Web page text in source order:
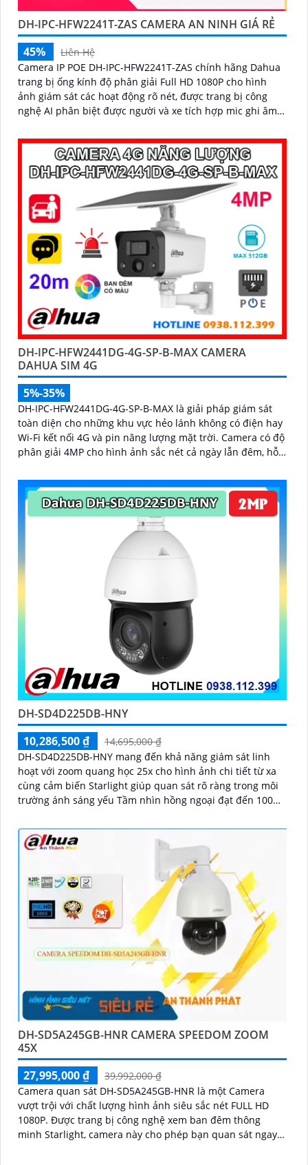
DH-IPC-HFW2241T-ZAS CAMERA AN NINH GIÁ RẺ
45%
Liên Hệ
Camera IP POE DH-IPC-HFW2241T-ZAS chính hãng Dahua
trang bị ống kính độ phân giải Full HD 1080P cho hình
ảnh giám sát các hoạt động rõ nét, được trang bị công
nghệ AI phân biệt được người và xe tích hợp mic ghi âm
DH-IPC-HFW2441DG-4G-SP-B-MAX CAMERA
DAHUA SIM 4G
5%-35%
DH-IPC-HFW2441DG-4G-SP-B-MAX là giải pháp giám sát
toàn diện cho những khu vực hẻo lánh không có điện hay
Wi-Fi kết nối 4G và pin năng lượng mặt trời. Camera có độ
phân giải 4MP cho hình ảnh sắc nét cả ngày lẫn đêm, hỗ
và đàm thoại hai chiều
DH-SD4D225DB-HNY
10,286,500 ₫
14,695,000 ₫
DH-SD4D225DB-HNY mang đến khả năng giám sát linh
hoạt với zoom quang học 25x cho hình ảnh chi tiết từ xa
cùng cảm biến Starlight giúp quan sát rõ ràng trong môi
trường ánh sáng yếu Tầm nhìn hồng ngoại đạt đến 100m
sắc nét Camera hỗ trợ chống nước IP67 cùng tốc độ
khung hình 30fps@1080p ổn định
DH-SD5A245GB-HNR CAMERA SPEEDOM ZOOM
45X
27,995,000 ₫
39,992,000 ₫
Camera quan sát DH-SD5A245GB-HNR là một Camera
vượt trội với chất lượng hình ảnh siêu sắc nét FULL HD
1080P. Được trang bị công nghệ xem ban đêm thông
minh Starlight, camera này cho phép bạn quan sát ngay